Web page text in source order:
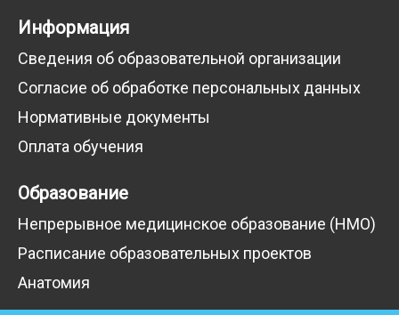
Информация
Сведения об образовательной организации
Согласие об обработке персональных данных
Нормативные документы
Оплата обучения
Образование
Непрерывное медицинское образование (НМО)
Расписание образовательных проектов
Анатомия